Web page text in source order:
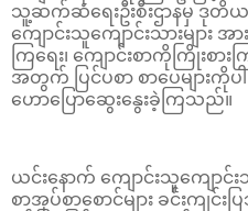
သူ့ဆက်ဆံရေးဦးစီးဌာနမှ ဒုတိယ
ကျောင်းသူ‌ကျောင်းသားများ
ကြရေး၊ ကျောင်းစာကိုကြိုးစ
အတွက် ပြင်ပစာ‌ စာပေများ
ဟောပြောဆွေးနွေးခဲ့ကြသည်။
ယင်းနောက် ကျောင်းသူကျောင်
စာအုပ်စာစောင်များ ခင်းကျင်းပ